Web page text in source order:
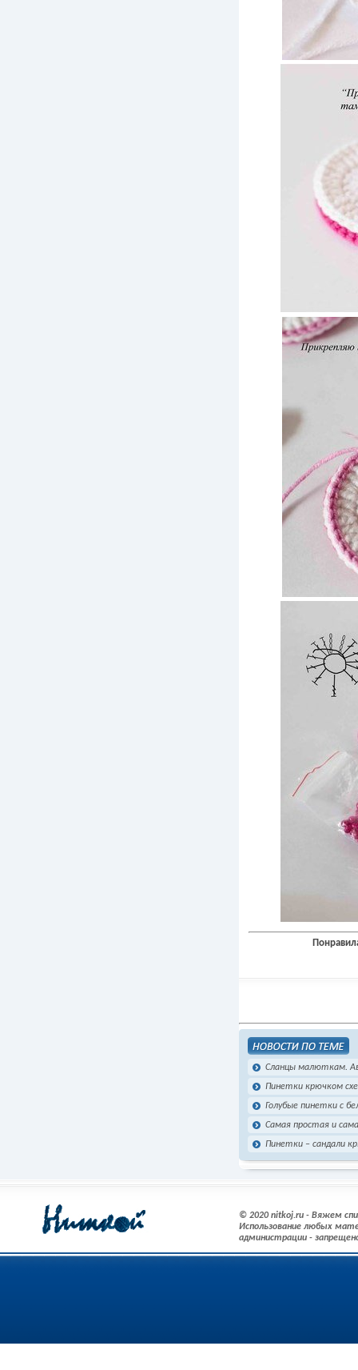
Сланцы малюткам.
Пинетки крючком
Голубые пинетки с
Самая простая и
Пинетки – сандали
© 2020 nitkoj.ru - Вяжем
Использование любых
администрации -